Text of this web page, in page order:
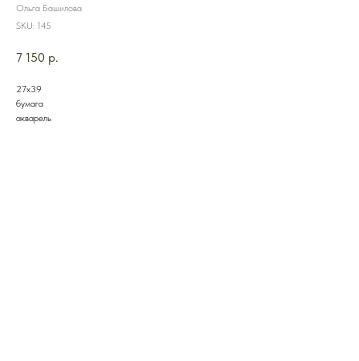
Ольга Башилова
SKU: 145
7 150 р.
27х39
бумага
акварель